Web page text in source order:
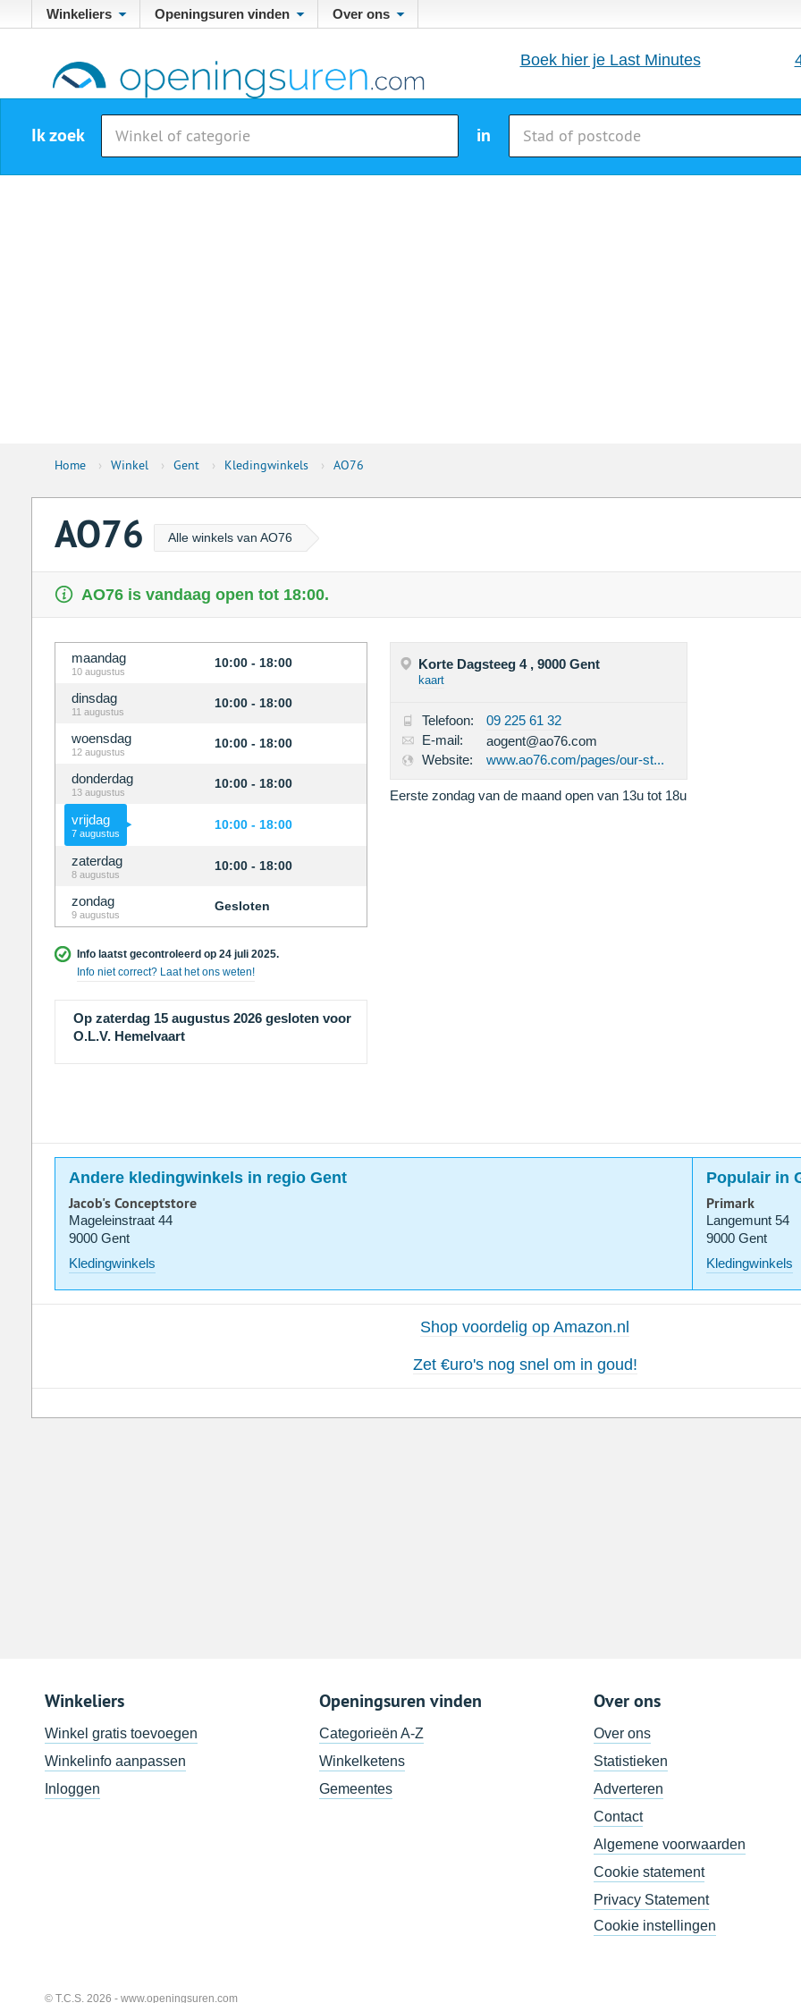
Winkeliers Openingsuren vinden Over ons
Boek hier je Last Minutes
Ik zoek in
Home › Winkel › Gent › Kledingwinkels › AO76
AO76 Alle winkels van AO76
AO76 is vandaag open tot 18:00.
maandag
10 augustus
10:00 - 18:00
dinsdag
11 augustus
10:00 - 18:00
woensdag
12 augustus
10:00 - 18:00
donderdag
13 augustus
10:00 - 18:00
vrijdag
7 augustus
10:00 - 18:00
zaterdag
8 augustus
10:00 - 18:00
zondag
9 augustus
Gesloten
Info laatst gecontroleerd op 24 juli 2025.
Info niet correct? Laat het ons weten!
Op zaterdag 15 augustus 2026 gesloten voor
O.L.V. Hemelvaart
Korte Dagsteeg 4 , 9000 Gent
kaart
Telefoon:
09 225 61 32
E-mail:
aogent@ao76.com
Website:
www.ao76.com/pages/our-st...
Eerste zondag van de maand open van 13u tot 18u
Andere kledingwinkels in regio Gent Populair in
Jacob's Conceptstore
Mageleinstraat 44
9000 Gent
Kledingwinkels
Primark
Langemunt 54
9000 Gent
Kledingwinkels
Shop voordelig op Amazon.nl
Zet €uro's nog snel om in goud!
Winkeliers
Winkel gratis toevoegen
Winkelinfo aanpassen
Inloggen
Openingsuren vinden
Categorieën A-Z
Winkelketens
Gemeentes
Over ons
Over ons
Statistieken
Adverteren
Contact
Algemene voorwaarden
Cookie statement
Privacy Statement
Cookie instellingen
© T.C.S. 2026 - www.openingsuren.com